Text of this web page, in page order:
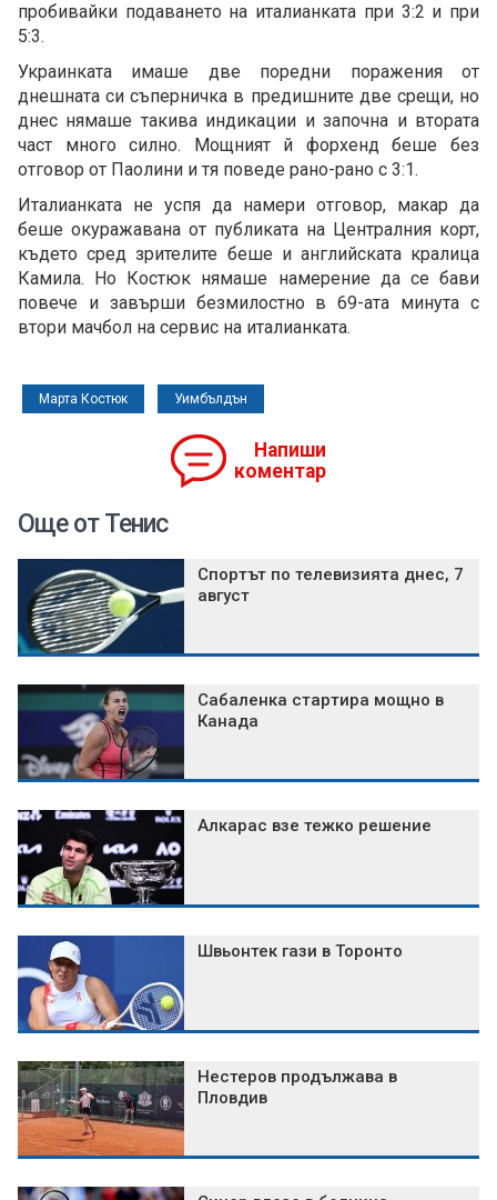
пробивайки подаването на италианката при 3:2 и при
5:3.
Украинката имаше две поредни поражения от
днешната си съперничка в предишните две срещи, но
днес нямаше такива индикации и започна и втората
част много силно. Мощният й форхенд беше без
отговор от Паолини и тя поведе рано-рано с 3:1.
Италианката не успя да намери отговор, макар да
беше окуражавана от публиката на Централния корт,
където сред зрителите беше и английската кралица
Камила. Но Костюк нямаше намерение да се бави
повече и завърши безмилостно в 69-ата минута с
втори мачбол на сервис на италианката.
Марта Костюк Уимбълдън
Напиши
коментар
Още от Тенис
Спортът по телевизията днес, 7
август
Сабаленка стартира мощно в
Канада
Алкарас взе тежко решение
Швьонтек гази в Торонто
Нестеров продължава в
Пловдив